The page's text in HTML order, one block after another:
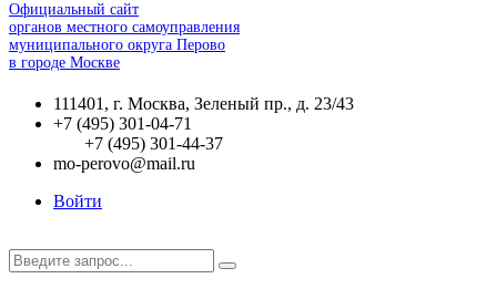
Официальный сайт
органов местного самоуправления
муниципального округа Перово
в городе Москве
111401, г. Москва, Зеленый пр., д. 23/43
+7 (495) 301-04-71
+7 (495) 301-44-37
mo-perovo@mail.ru
Войти